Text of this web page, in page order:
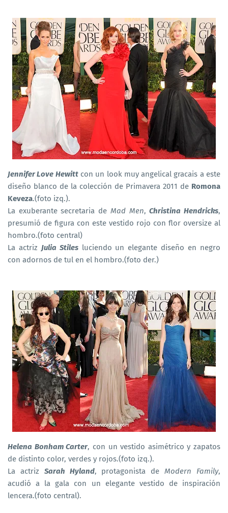
Jennifer Love Hewittcon un look muy angelical gracais a este
diseño blanco de la colección de Primavera 2011 de Romona
Keveza.(foto izq.).
La exuberante secretaria de Mad Men,Christina Hendricks,
presumió de figura con este vestido rojo con flor oversize al
hombro.(foto central)
La actriz Julia Stilesluciendo un elegante diseño en negro
con adornos de tul en el hombro.(foto der.)
Helena Bonham Carter, con un vestido asimétrico y zapatos
de distinto color, verdes y rojos.(foto izq.).
La actriz Sarah Hyland, protagonista deModern Family,
acudió a la gala con un elegante vestido de inspiración
lencera.(foto central).